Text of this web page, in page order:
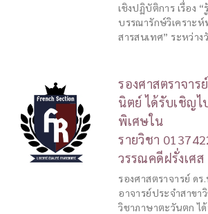
เชิงปฏิบัติการ เรื่อง
บรรณารักษ์วิเคราะ
สารสนเทศ” ระหว่าง
รองศาสตราจาร
นิตย์ ได้รับเชิญไ
พิเศษใน
รายวิชา
วรรณคดีฝรั่งเศส
รองศาสตราจารย์ ด
อาจารย์ประจำสาขา
วิชาภาษาตะวันตก ไ